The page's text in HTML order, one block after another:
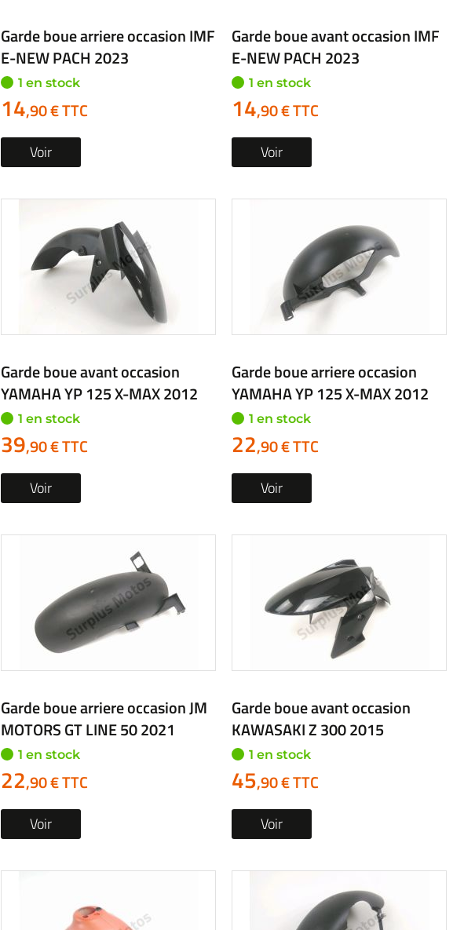
Garde boue arriere occasion IMF
E-NEW PACH 2023
1 en stock
14,90 € TTC
Voir
Garde boue avant occasion IMF
E-NEW PACH 2023
1 en stock
14,90 € TTC
Voir
Garde boue avant occasion
YAMAHA YP 125 X-MAX 2012
1 en stock
39,90 € TTC
Voir
Garde boue arriere occasion
YAMAHA YP 125 X-MAX 2012
1 en stock
22,90 € TTC
Voir
Garde boue arriere occasion JM
MOTORS GT LINE 50 2021
1 en stock
22,90 € TTC
Voir
Garde boue avant occasion
KAWASAKI Z 300 2015
1 en stock
45,90 € TTC
Voir